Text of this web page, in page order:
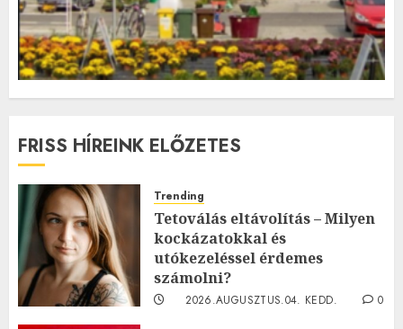
FRISS HÍREINK ELŐZETES
Trending
Tetoválás eltávolítás – Milyen
kockázatokkal és
utókezeléssel érdemes
számolni?
2026.AUGUSZTUS.04. KEDD.
0